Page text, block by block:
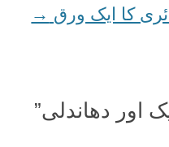
کا ایک ورق →
اور دھاندلی”